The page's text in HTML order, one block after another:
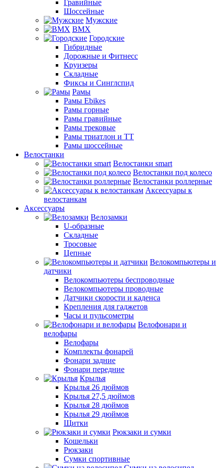
Гравийные
Шоссейные
Мужские
BMX
Городские
Гибридные
Дорожные и Фитнесс
Круизеры
Складные
Фиксы и Синглспид
Рамы
Рамы Ebikes
Рамы горные
Рамы гравийные
Рамы трековые
Рамы триатлон и ТТ
Рамы шоссейные
Велостанки
Велостанки smart
Велостанки под колесо
Велостанки роллерные
Аксессуары к
велостанкам
Аксессуары
Велозамки
U-образные
Складные
Тросовые
Цепные
Велокомпьютеры и
датчики
Велокомпьютеры беспроводные
Велокомпьютеры проводные
Датчики скорости и каденса
Крепления для гаджетов
Часы и пульсометры
Велофонари и
велофары
Велофары
Комплекты фонарей
Фонари задние
Фонари передние
Крылья
Крылья 26 дюймов
Крылья 27,5 дюймов
Крылья 28 дюймов
Крылья 29 дюймов
Щитки
Рюкзаки и сумки
Кошельки
Рюкзаки
Сумки спортивные